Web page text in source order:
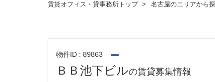
東京
路線から探す
こだわりから探す
賃料相場を参考に探す
地図から探す
神奈川
路線から探
地図から探
サービス内
オフィス探しノウハウ
アットオ
企業情報
オフィス紹
賃貸オフィス・貸事務所トップ 名古屋のエリアから
物件ID : 89863
ＢＢ池下ビルの賃貸募集情報